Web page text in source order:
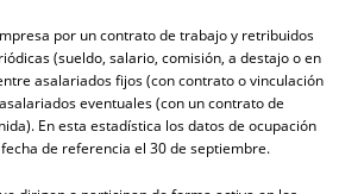
por un contrato de trabajo y retribuidos
(sueldo, salario, comisión, a destajo o en
asalariados fijos (con contrato o vinculación
eventuales (con un contrato de
En esta estadística los datos de ocupación
de referencia el 30 de septiembre.